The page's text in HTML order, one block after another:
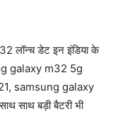
लॉन्च डेट इन इंडिया के
galaxy m32 5g
samsung galaxy
साथ बड़ी बैटरी भी